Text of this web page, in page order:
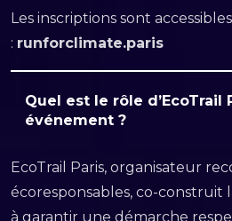
Les inscriptions sont
: runforclimate.paris
Quel est le rôle d’EcoTrail
événement ?
EcoTrail Paris, organisateur
écoresponsables, co-construit
à garantir une démarche